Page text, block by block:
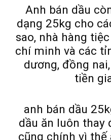
Anh bán dầu
dạng 25kg cho
sao, nhà hàng
chí minh và các
dương, đồng
tiền
anh bán dầu
dầu ăn luôn
cũng chính vì thế